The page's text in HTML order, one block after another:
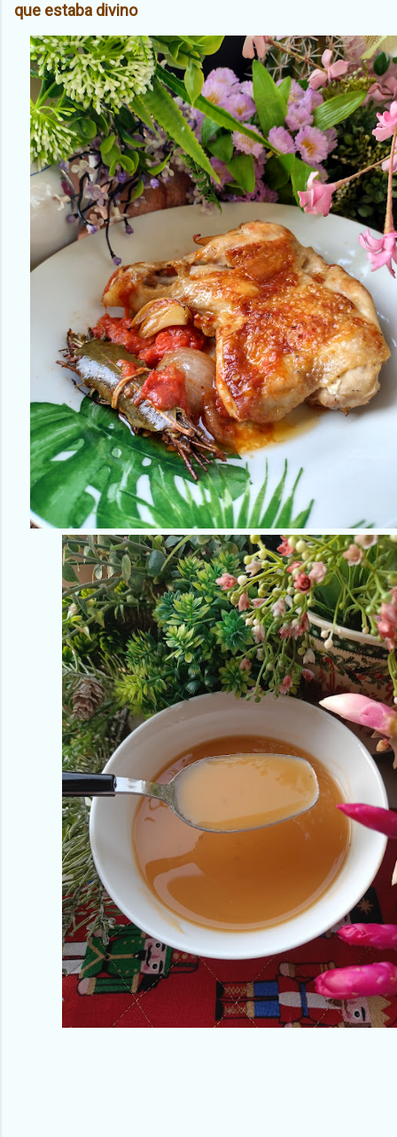
que estaba divino